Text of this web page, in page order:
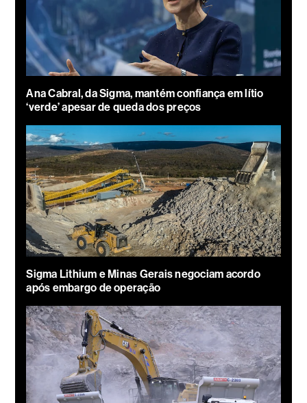
Ana Cabral, da Sigma, mantém confiança em lítio
‘verde’ apesar de queda dos preços
Sigma Lithium e Minas Gerais negociam acordo
após embargo de operação